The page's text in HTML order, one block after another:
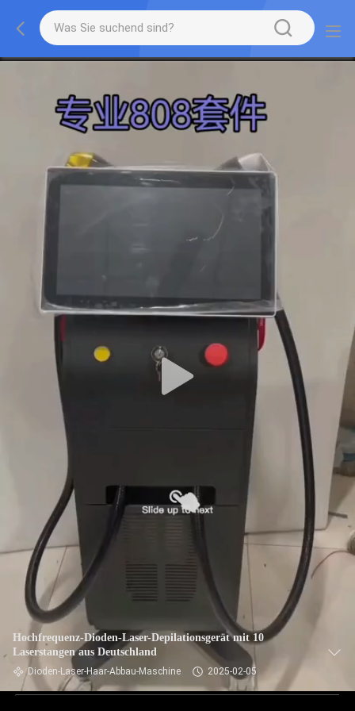
Hochfrequenz-Dioden-Laser-Depilationsgerät mit 10
Laserstangen aus Deutschland
Dioden-Laser-Haar-Abbau-Maschine 2025-02-05